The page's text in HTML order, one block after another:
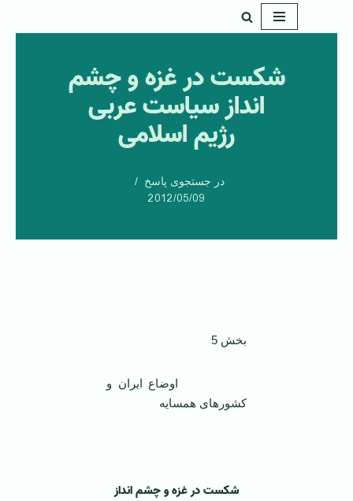
شکست در غزه و چشم
انداز سیاست عربی
رژیم اسلامی
در جستجوی پاسخ
2012/05/09
بخش 5
اوضاع ایران و
کشورهای همسایه
شکست در غزه و چشم انداز